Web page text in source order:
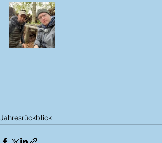
Jahresrückblick